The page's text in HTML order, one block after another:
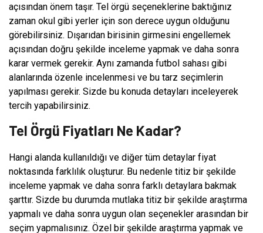
açısından önem taşır. Tel örgü seçeneklerine baktığınız
zaman okul gibi yerler için son derece uygun olduğunu
görebilirsiniz. Dışarıdan birisinin girmesini engellemek
açısından doğru şekilde inceleme yapmak ve daha sonra
karar vermek gerekir. Aynı zamanda futbol sahası gibi
alanlarında özenle incelenmesi ve bu tarz seçimlerin
yapılması gerekir. Sizde bu konuda detayları inceleyerek
tercih yapabilirsiniz.
Tel Örgü Fiyatları Ne Kadar?
Hangi alanda kullanıldığı ve diğer tüm detaylar fiyat
noktasında farklılık oluşturur. Bu nedenle titiz bir şekilde
inceleme yapmak ve daha sonra farklı detaylara bakmak
şarttır. Sizde bu durumda mutlaka titiz bir şekilde araştırma
yapmalı ve daha sonra uygun olan seçenekler arasından bir
seçim yapmalısınız. Özel bir şekilde araştırma yapmak ve